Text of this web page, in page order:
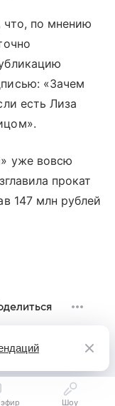
по мнению
«Зачем
есть Лиза
уже вовсю
прокат
147 млн рублей
Шоу